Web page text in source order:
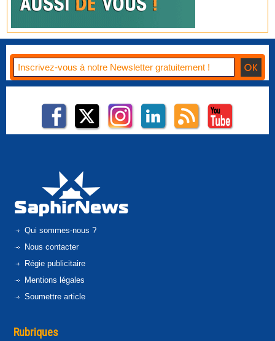
Qui sommes-nous ?
Nous contacter
Régie publicitaire
Mentions légales
Soumettre article
Rubriques